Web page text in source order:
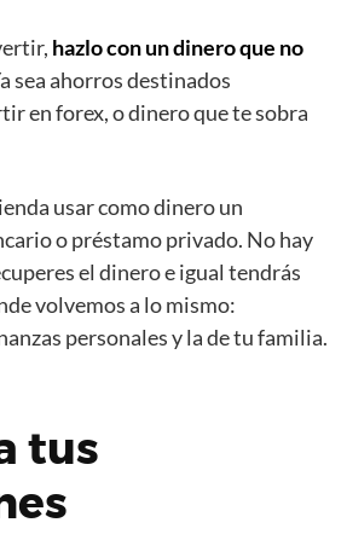
hazlo con un dinero que no
sea ahorros destinados
en forex, o dinero que te sobra
usar como dinero un
o préstamo privado. No hay
el dinero e igual tendrás
volvemos a lo mismo:
personales y la de tu familia.
tus